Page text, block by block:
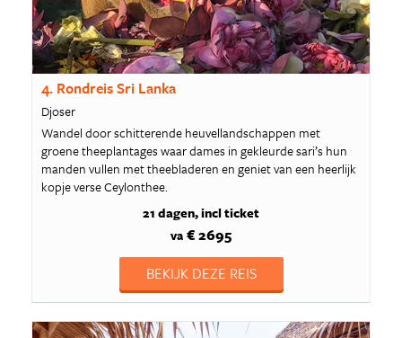
4. Rondreis Sri Lanka
Djoser
Wandel door schitterende heuvellandschappen met
groene theeplantages waar dames in gekleurde sari’s hun
manden vullen met theebladeren en geniet van een heerlijk
kopje verse Ceylonthee.
21 dagen incl ticket
va € 2695
BEKIJK DEZE REIS